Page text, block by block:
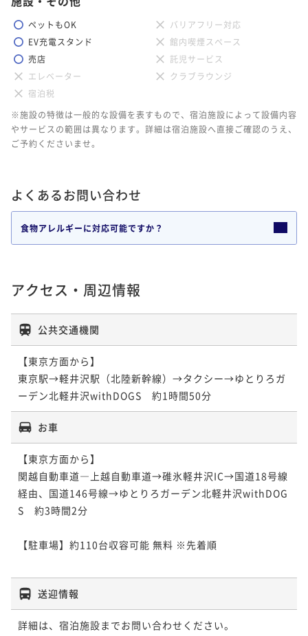
ペットもOK
バリアフリー対応
EV充電スタンド
館内喫煙スペース
売店
託児サービス
エレベーター
クラブラウンジ
宿泊税
※施設の特徴は一般的な設備を表すもので、宿泊施設によって設備内容
やサービスの範囲は異なります。詳細は宿泊施設へ直接ご確認のうえ、
ご予約くださいませ。
よくあるお問い合わせ
食物アレルギーに対応可能ですか？
アクセス・周辺情報
公共交通機関
【東京方面から】
東京駅→軽井沢駅（北陸新幹線）→タクシー→ゆとりろガ
ーデン北軽井沢withDOGS　約1時間50分
お車
【東京方面から】
関越自動車道―上越自動車道→碓氷軽井沢IC→国道18号線
経由、国道146号線→ゆとりろガーデン北軽井沢withDOG
S　約3時間2分
【駐車場】約110台収容可能 無料 ※先着順
送迎情報
詳細は、宿泊施設までお問い合わせください。